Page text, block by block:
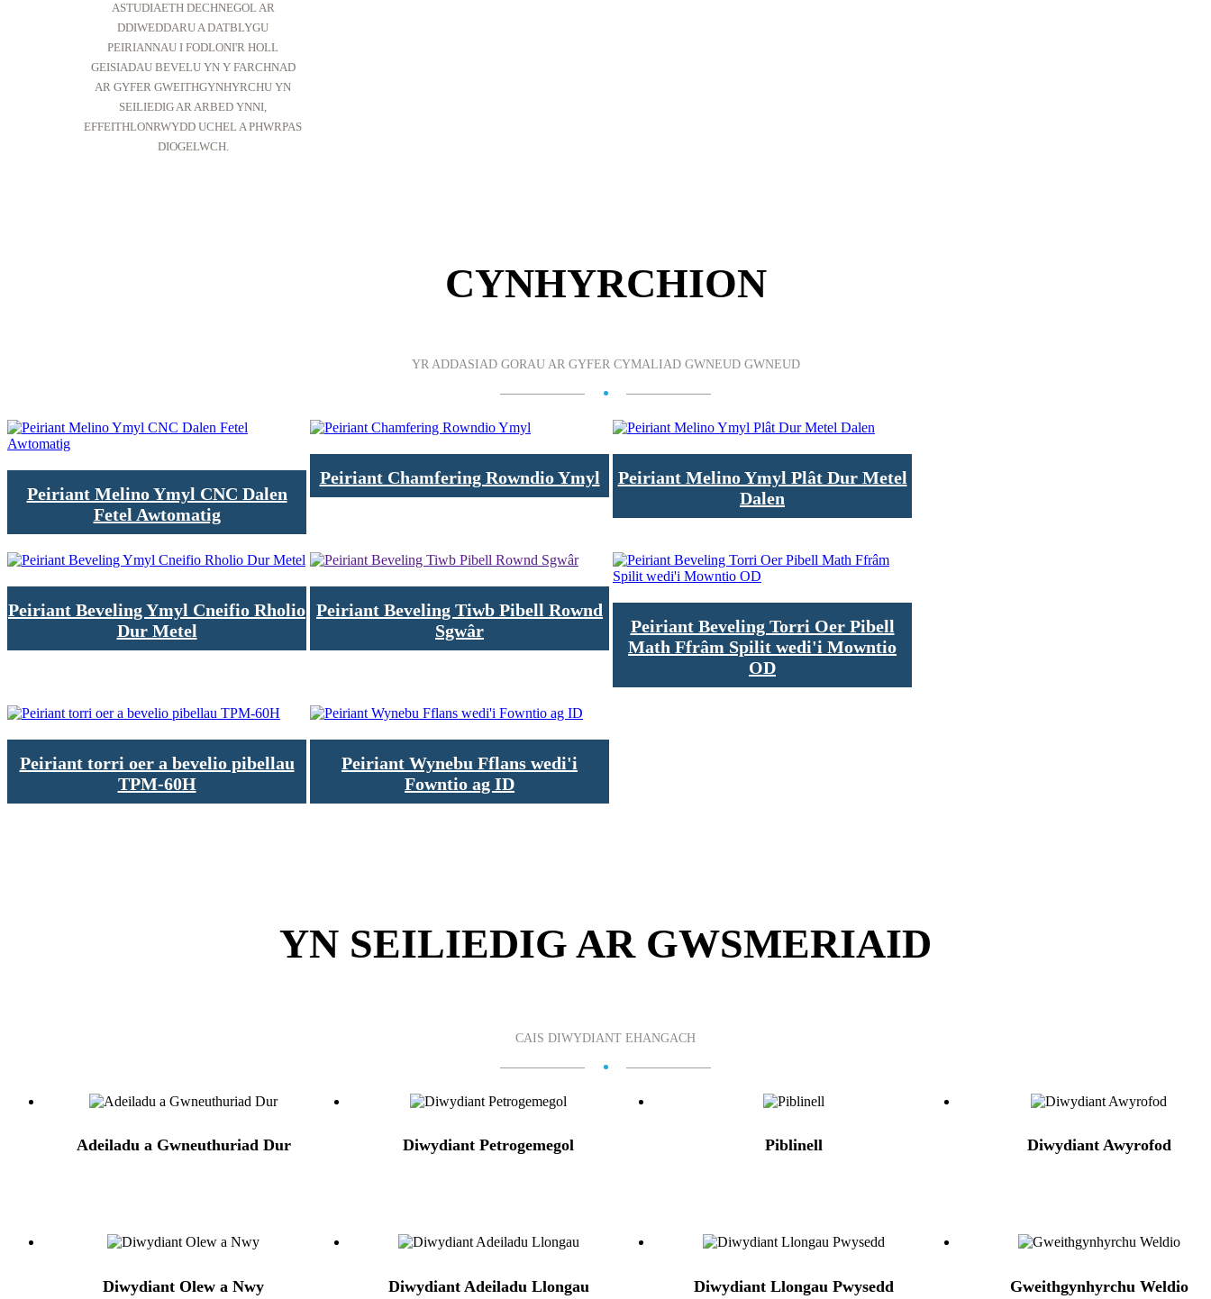
ASTUDIAETH DECHNEGOL AR
DDIWEDDARU A DATBLYGU
PEIRIANNAU I FODLONI'R HOLL
GEISIADAU BEVELU YN Y FARCHNAD
AR GYFER GWEITHGYNHYRCHU YN
SEILIEDIG AR ARBED YNNI,
EFFEITHLONRWYDD UCHEL A PHWRPAS
DIOGELWCH.
CYNHYRCHION
YR ADDASIAD GORAU AR GYFER CYMALIAD GWNEUD GWNEUD
Peiriant Melino Ymyl CNC Dalen
Fetel Awtomatig
Peiriant Chamfering Rowndio Ymyl
Peiriant Melino Ymyl Plât Dur Metel
Dalen
Peiriant Beveling Ymyl Cneifio Rholio
Dur Metel
Peiriant Beveling Tiwb Pibell Rownd
Sgwâr
Peiriant Beveling Torri Oer Pibell
Math Ffrâm Spilit wedi'i Mowntio
OD
Peiriant torri oer a bevelio pibellau
TPM-60H
Peiriant Wynebu Fflans wedi'i
Fowntio ag ID
YN SEILIEDIG AR GWSMERIAID
CAIS DIWYDIANT EHANGACH
Adeiladu a Gwneuthuriad Dur Diwydiant Petrogemegol Piblinell Diwydiant Awyrofod
Diwydiant Olew a Nwy Diwydiant Adeiladu Llongau Diwydiant Llongau Pwysedd Gweithgynhyrchu Weldio